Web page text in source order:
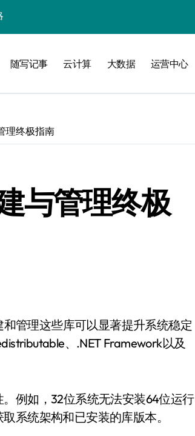
能瓶颈
随写记事 云计算 大数据 运营中心
理终极指南
与管理终极
、.NET Framework以及
例如，32位系统无法安装64位运行
系统架构和已安装的库版本。